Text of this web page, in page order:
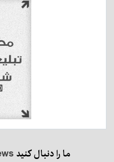
ما را دنبال کنید